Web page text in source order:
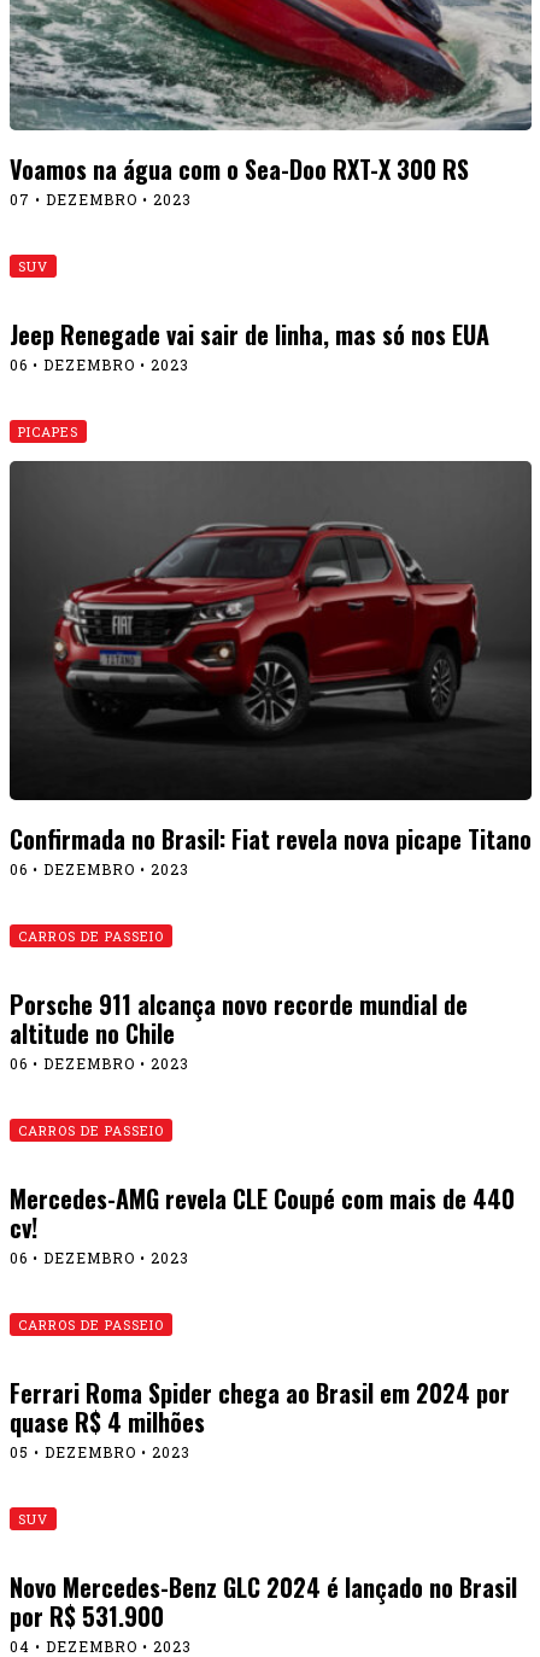
Voamos na água com o Sea-Doo RXT-X 300 RS
07 • DEZEMBRO • 2023
SUV
Jeep Renegade vai sair de linha, mas só nos EUA
06 • DEZEMBRO • 2023
PICAPES
Confirmada no Brasil: Fiat revela nova picape Titano
06 • DEZEMBRO • 2023
CARROS DE PASSEIO
Porsche 911 alcança novo recorde mundial de
altitude no Chile
06 • DEZEMBRO • 2023
CARROS DE PASSEIO
Mercedes-AMG revela CLE Coupé com mais de 440
cv!
06 • DEZEMBRO • 2023
CARROS DE PASSEIO
Ferrari Roma Spider chega ao Brasil em 2024 por
quase R$ 4 milhões
05 • DEZEMBRO • 2023
SUV
Novo Mercedes-Benz GLC 2024 é lançado no Brasil
por R$ 531.900
04 • DEZEMBRO • 2023